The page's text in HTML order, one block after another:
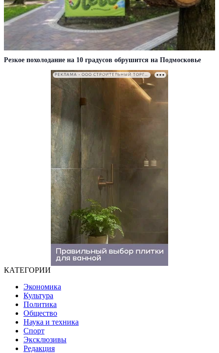
Резкое похолодание на 10 градусов обрушится на Подмосковье
РЕКЛАМА • ООО СТРОИТЕЛЬНЫЙ ТОРГОВЫЙ ДОМ «ПЕТРОВИЧ». ИНН: 7802348846
КАТЕГОРИИ
Экономика
Культура
Политика
Общество
Наука и техника
Спорт
Эксклюзивы
Редакция